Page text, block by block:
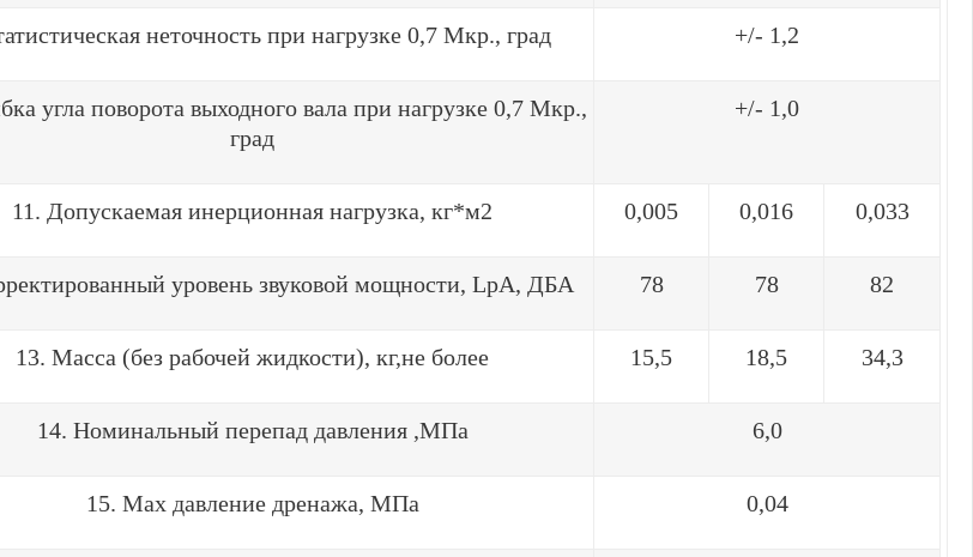
неточность при нагрузке 0,7 Мкр., град +/- 1,2
угла поворота выходного вала при нагрузке 0,7 Мкр.,
град
+/- 1,0
11. Допускаемая инерционная нагрузка, кг*м2 0,005 0,016 0,033
уровень звуковой мощности, LpA, ДБА 78 78 82
13. Масса (без рабочей жидкости), кг,не более 15,5 18,5 34,3
14. Номинальный перепад давления ,МПа 6,0
15. Max давление дренажа, МПа 0,04